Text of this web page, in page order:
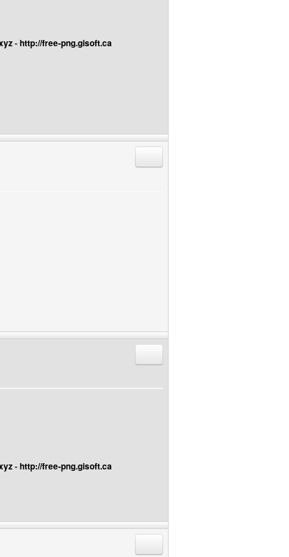
-http://free-png.gisoft.ca
-http://free-png.gisoft.ca